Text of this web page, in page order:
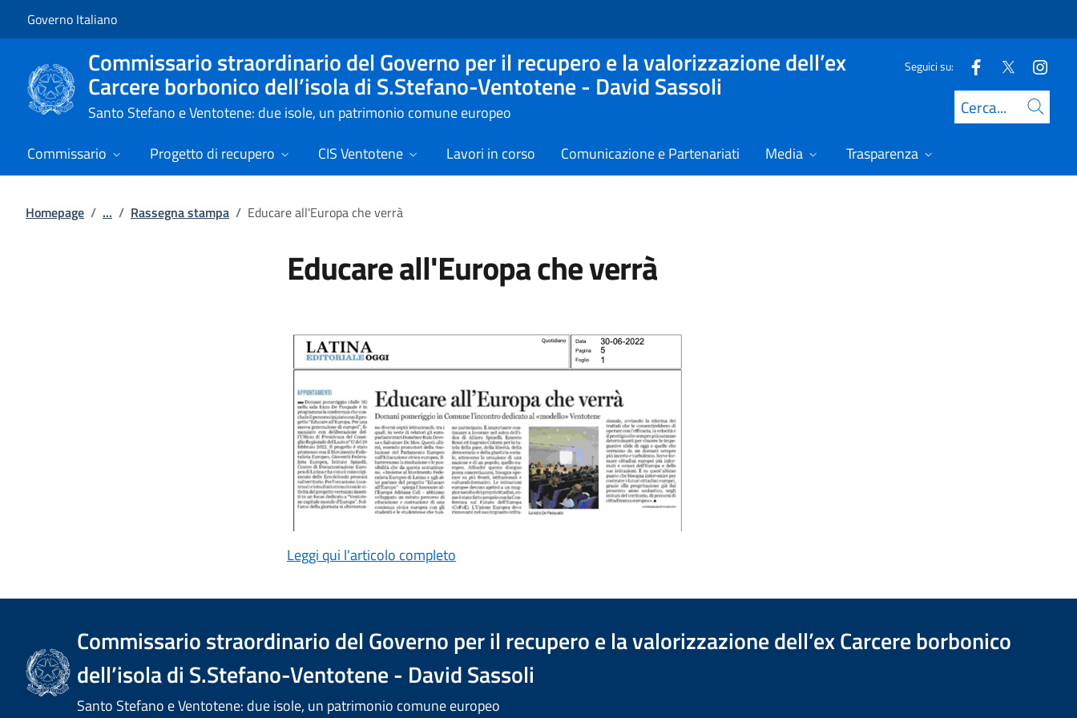
Governo Italiano
Commissario straordinario del Governo per il recupero e la valorizzazione dell’ex
Carcere borbonico dell’isola di S.Stefano-Ventotene - David Sassoli
Santo Stefano e Ventotene: due isole, un patrimonio comune europeo
Seguici su:
Cerca
Commissario Progetto di recupero CIS Ventotene Lavori in corso Comunicazione e Partenariati Media Trasparenza
Homepage / ... / Rassegna stampa / Educare all'Europa che verrà
Educare all'Europa che verrà
Leggi qui l'articolo completo
Commissario straordinario del Governo per il recupero e la valorizzazione dell’ex Carcere borbonico
dell’isola di S.Stefano-Ventotene - David Sassoli
Santo Stefano e Ventotene: due isole, un patrimonio comune europeo